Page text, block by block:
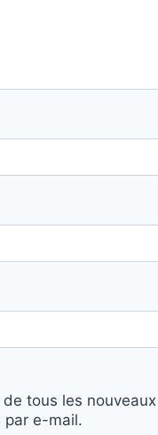
tous les nouveaux
par e-mail.